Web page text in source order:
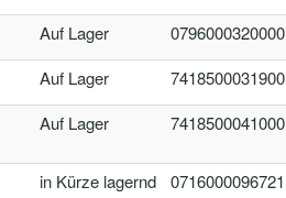
Auf Lager 0796000320000
Auf Lager 7418500031900
Auf Lager 7418500041000
in Kürze lagernd 0716000096721